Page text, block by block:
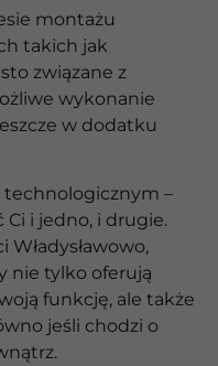
montażu
takich jak
związane z
wykonanie
w dodatku
technologicznym –
i jedno, i drugie.
nie tylko oferują
funkcję, ale także
jeśli chodzi o